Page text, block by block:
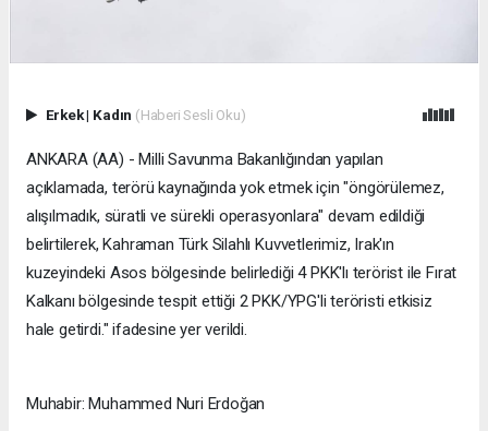
Erkek| Kadın (Haberi Sesli Oku)
ANKARA (AA) - Milli Savunma Bakanlığından yapılan
açıklamada, terörü kaynağında yok etmek için "öngörülemez,
alışılmadık, süratli ve sürekli operasyonlara" devam edildiği
belirtilerek, Kahraman Türk Silahlı Kuvvetlerimiz, Irak'ın
kuzeyindeki Asos bölgesinde belirlediği 4 PKK'lı terörist ile Fırat
Kalkanı bölgesinde tespit ettiği 2 PKK/YPG'li teröristi etkisiz
hale getirdi." ifadesine yer verildi.
Muhabir: Muhammed Nuri Erdoğan